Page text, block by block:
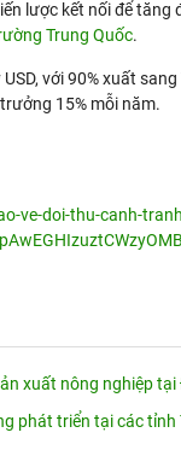
lược kết nối để tăng
Trung Quốc.
với 90% xuất
15% mỗi năm.
ve-doi-thu-canh-
xuất nông nghiệp
phát triển tại các tỉnh